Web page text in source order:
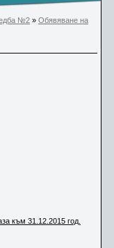
№2 » Обявяване на
към 31 12 .2015 год.